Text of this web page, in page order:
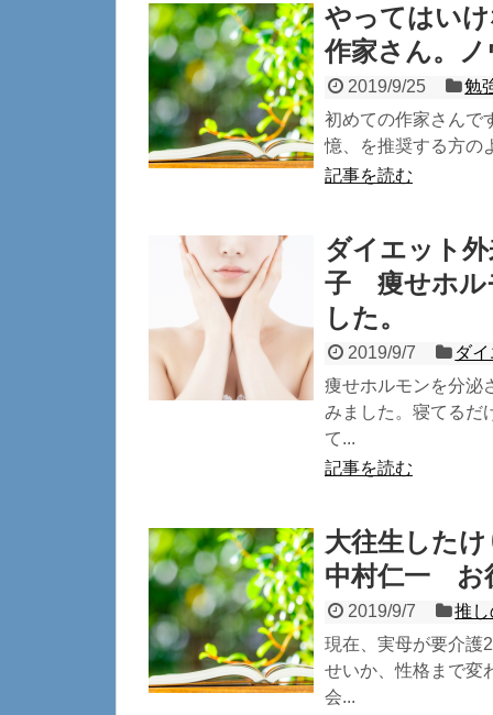
やってはい
作家さん。
2019/9/25
勉
初めての作家さんで
憶、を推奨する方の
記事を読む
ダイエット
子 痩せホル
した。
2019/9/7
ダ
痩せホルモンを分泌
みました。寝てるだ
て...
記事を読む
大往生した
中村仁一 お
2019/9/7
推
現在、実母が要介護
せいか、性格まで変
会...